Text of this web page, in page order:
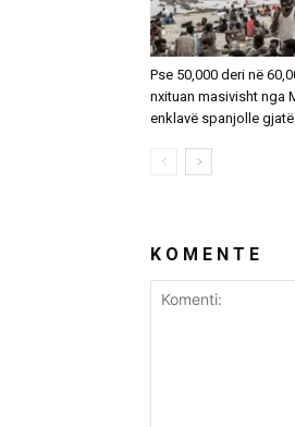
Pse 50,000 deri në
nxituan masivisht nga
enklavë spanjolle
K O M E N T E